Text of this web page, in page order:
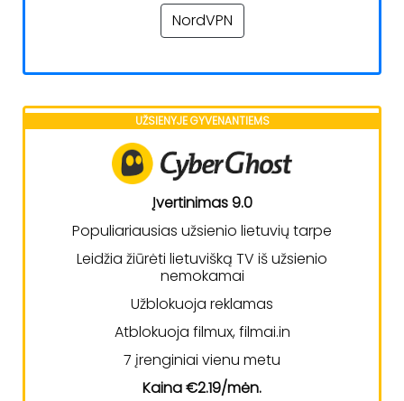
NordVPN
UŽSIENYJE GYVENANTIEMS
Įvertinimas 9.0
Populiariausias užsienio lietuvių tarpe
Leidžia žiūrėti lietuvišką TV iš užsienio
nemokamai
Užblokuoja reklamas
Atblokuoja filmux, filmai.in
7 įrenginiai vienu metu
Kaina €2.19/mėn.